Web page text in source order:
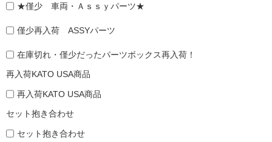
★僅少 車両・Ａｓｓｙパーツ★
僅少再入荷 ASSYパーツ
在庫切れ・僅少だったパーツボックス再入荷！
再入荷KATO USA商品
再入荷KATO USA商品
セット抱き合わせ
セット抱き合わせ